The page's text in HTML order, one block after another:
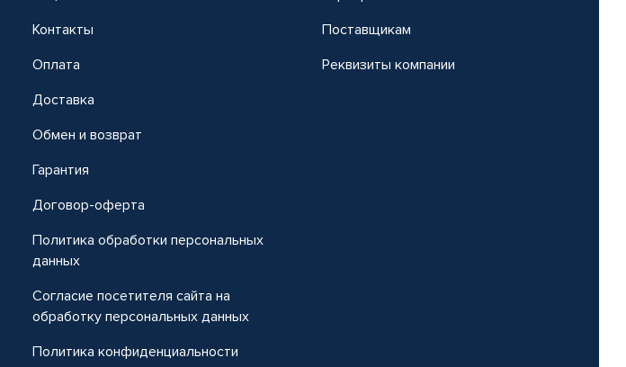
Контакты
Оплата
Доставка
Обмен и возврат
Гарантия
Договор-оферта
Политика обработки персональных
данных
Согласие посетителя сайта на
обработку персональных данных
Политика конфиденциальности
Поставщикам
Реквизиты компании